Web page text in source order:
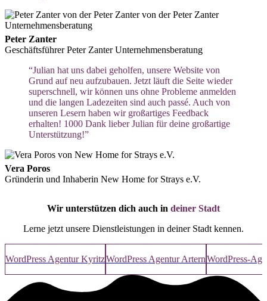
Peter Zanter
Geschäftsführer Peter Zanter Unternehmensberatung
“Julian hat uns dabei geholfen, unsere Website von
Grund auf neu aufzubauen. Jetzt läuft die Seite wieder
superschnell, wir können uns ohne Probleme anmelden
und die langen Ladezeiten sind auch passé. Auch von
unseren Lesern haben wir großartiges Feedback
erhalten! 1000 Dank lieber Julian für deine großartige
Unterstützung!”
Vera Poros
Gründerin und Inhaberin New Home for Strays e.V.
Wir unterstützen dich auch in deiner Stadt
Lerne jetzt unsere Dienstleistungen in deiner Stadt kennen.
WordPress Agentur KyritzWordPress Agentur ArternWordPress-